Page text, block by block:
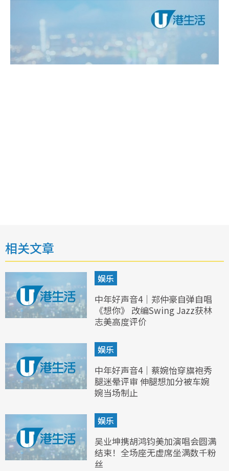
相关文章
娱乐
中年好声音4｜郑仲豪自弹自唱
《想你》 改编Swing Jazz获林
志美高度评价
娱乐
中年好声音4｜蔡婉怡穿旗袍秀
腿迷晕评审 伸腿想加分被车婉
婉当场制止
娱乐
吴业坤携胡鸿钧美加演唱会圆满
结束！全场座无虚席坐满数千粉
丝